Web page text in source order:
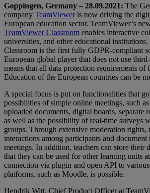
Goppingen, Germany – 28.09.2021: The
company TeamVieweris now driving the
European education sector. TeamViewer’s
TeamViewer Classroom enables interactive
universities, and other educational
Classroom is the first fully GDPR-compliant
European global player that does not use
means that all data protection requirements of
Education of the European countries can be
A special focus is put on functionalities that
possibilities of simple online meetings, such
uploaded documents, digital boards, separate
as well as the possibility of real-time surveys
groups. Through extensive moderation rights,
interactions among participants and document
meetings. In addition, teachers can store their
that they can be used for other learning units
connection via plugin and open API to
platforms, such as Moodle, is possible.
Hendrik Witt, Chief Product Officer at